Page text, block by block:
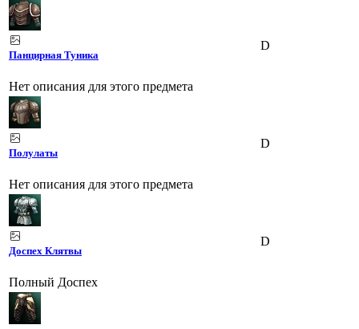
Панцирная Туника
Нет описания для этого предмета
D
Полулаты
Нет описания для этого предмета
D
Доспех Клятвы
Полный Доспех
D